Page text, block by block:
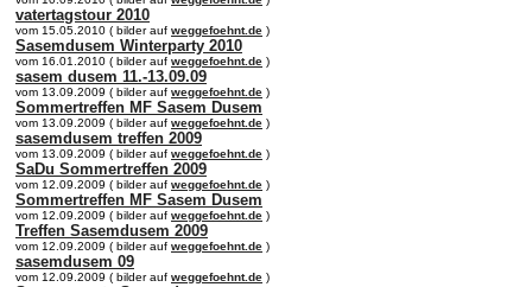
vatertagstour 2010
vom 15.05.2010 ( bilder auf weggefoehnt.de )
Sasemdusem Winterparty 2010
vom 16.01.2010 ( bilder auf weggefoehnt.de )
sasem dusem 11.-13.09.09
vom 13.09.2009 ( bilder auf weggefoehnt.de )
Sommertreffen MF Sasem Dusem
vom 13.09.2009 ( bilder auf weggefoehnt.de )
sasemdusem treffen 2009
vom 13.09.2009 ( bilder auf weggefoehnt.de )
SaDu Sommertreffen 2009
vom 12.09.2009 ( bilder auf weggefoehnt.de )
Sommertreffen MF Sasem Dusem
vom 12.09.2009 ( bilder auf weggefoehnt.de )
Treffen Sasemdusem 2009
vom 12.09.2009 ( bilder auf weggefoehnt.de )
sasemdusem 09
vom 12.09.2009 ( bilder auf weggefoehnt.de )